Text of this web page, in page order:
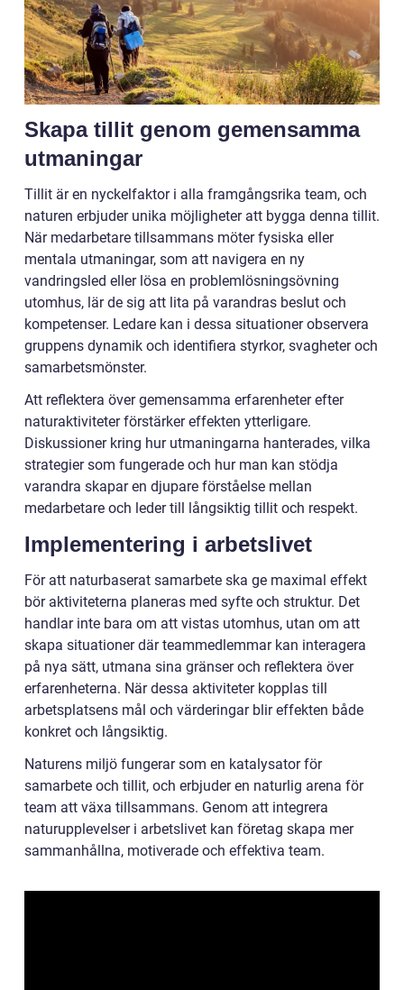
Skapa tillit genom gemensamma
utmaningar
Tillit är en nyckelfaktor i alla framgångsrika team, och
naturen erbjuder unika möjligheter att bygga denna tillit.
När medarbetare tillsammans möter fysiska eller
mentala utmaningar, som att navigera en ny
vandringsled eller lösa en problemlösningsövning
utomhus, lär de sig att lita på varandras beslut och
kompetenser. Ledare kan i dessa situationer observera
gruppens dynamik och identifiera styrkor, svagheter och
samarbetsmönster.
Att reflektera över gemensamma erfarenheter efter
naturaktiviteter förstärker effekten ytterligare.
Diskussioner kring hur utmaningarna hanterades, vilka
strategier som fungerade och hur man kan stödja
varandra skapar en djupare förståelse mellan
medarbetare och leder till långsiktig tillit och respekt.
Implementering i arbetslivet
För att naturbaserat samarbete ska ge maximal effekt
bör aktiviteterna planeras med syfte och struktur. Det
handlar inte bara om att vistas utomhus, utan om att
skapa situationer där teammedlemmar kan interagera
på nya sätt, utmana sina gränser och reflektera över
erfarenheterna. När dessa aktiviteter kopplas till
arbetsplatsens mål och värderingar blir effekten både
konkret och långsiktig.
Naturens miljö fungerar som en katalysator för
samarbete och tillit, och erbjuder en naturlig arena för
team att växa tillsammans. Genom att integrera
naturupplevelser i arbetslivet kan företag skapa mer
sammanhållna, motiverade och effektiva team.